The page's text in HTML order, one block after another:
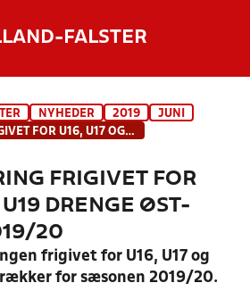
FALSTER
INDHOLD OG NYHEDER
HOLD
NYHEDER 2019
JUNI
INDRANGERING FRIGIVET FOR U16, U17 OG U19 DRENGE ØST-RÆKKER 2019/20
FRIGIVET FOR
U19 DRENGE ØST-
20
frigivet for U16, U17 og
for sæsonen 2019/20.